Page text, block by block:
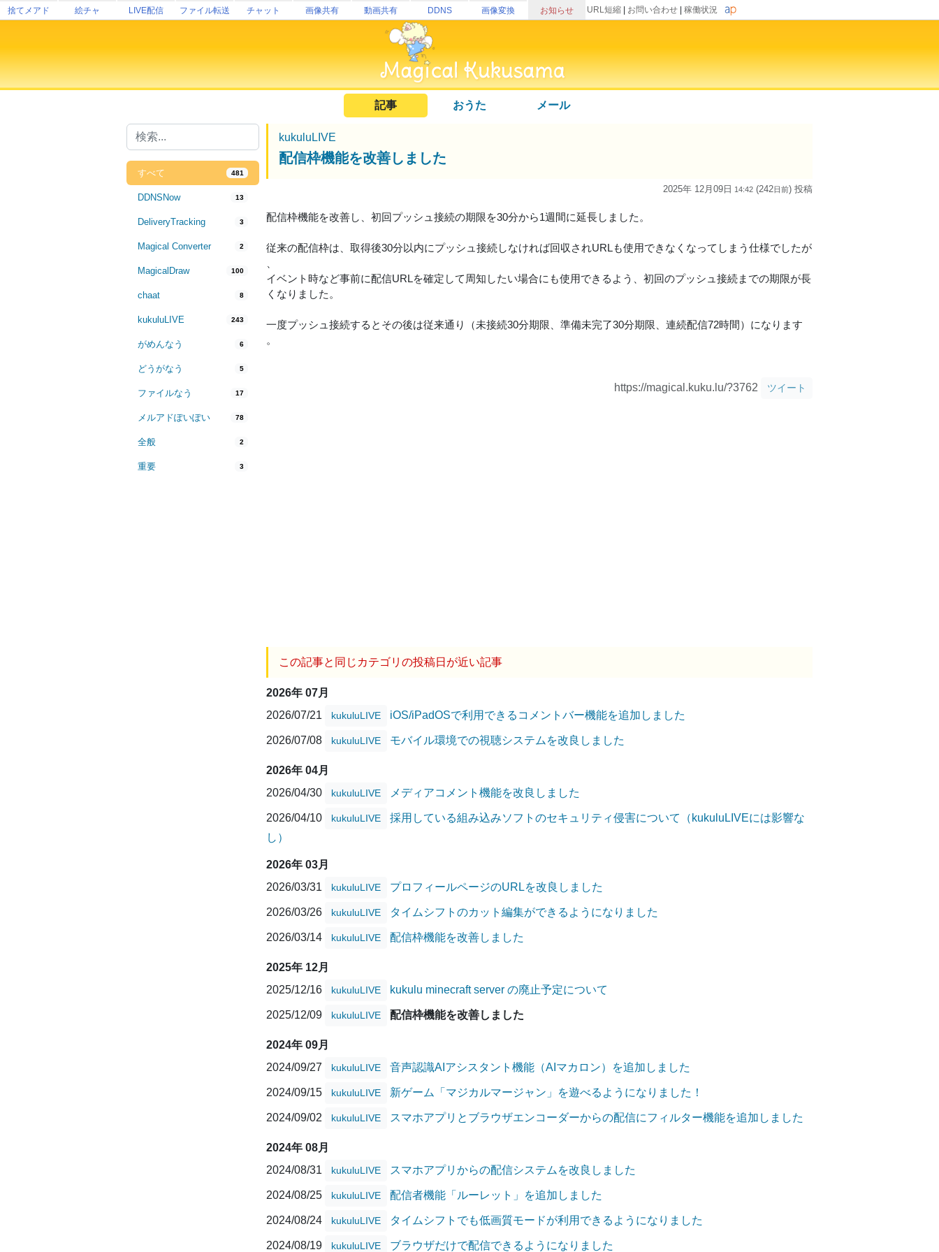
捨てメアド 絵チャ LIVE配信 ファイル転送 チャット 画像共有 動画共有 DDNS 画像変換 お知らせ URL短縮 お問い合わせ 稼働状況
記事 おうた メール
すべて 481
DDNSNow 13
DeliveryTracking 3
Magical Converter 2
MagicalDraw 100
chaat 8
kukuluLIVE 243
がめんなう 6
どうがなう 5
ファイルなう 17
メルアドぽいぽい 78
全般 2
重要 3
kukuluLIVE
配信枠機能を改善しました
2025年 12月09日 14:42 (242日前) 投稿
配信枠機能を改善し、初回プッシュ接続の期限を30分から1週間に延長しました。
従来の配信枠は、取得後30分以内にプッシュ接続しなければ回収されURLも使用できなくなってしまう仕様でしたが
イベント時など事前に配信URLを確定して周知したい場合にも使用できるよう、初回のプッシュ接続までの期限が長
くなりました。
一度プッシュ接続するとその後は従来通り（未接続30分期限、準備未完了30分期限、連続配信72時間）になります
。
https://magical.kuku.lu/?3762 ツイート
この記事と同じカテゴリの投稿日が近い記事
2026年 07月
2026/07/21
kukuluLIVE iOS/iPadOSで利用できるコメントバー機能を追加しました
2026/07/08 kukuluLIVE モバイル環境での視聴システムを改良しました
2026年 04月
2026/04/30
kukuluLIVE メディアコメント機能を改良しました
2026/04/10 kukuluLIVE
採用している組み込みソフトのセキュリティ侵害について（kukuluLIVEには影響な
し）
2026年 03月
2026/03/31
kukuluLIVE プロフィールページのURLを改良しました
2026/03/26 kukuluLIVE タイムシフトのカット編集ができるようになりました
2026/03/14 kukuluLIVE 配信枠機能を改善しました
2025年 12月
2025/12/16
kukuluLIVE kukulu minecraft server の廃止予定について
2025/12/09 kukuluLIVE 配信枠機能を改善しました
2024年 09月
2024/09/27
kukuluLIVE 音声認識AIアシスタント機能（AIマカロン）を追加しました
2024/09/15 kukuluLIVE 新ゲーム「マジカルマージャン」を遊べるようになりました！
2024/09/02 kukuluLIVE スマホアプリとブラウザエンコーダーからの配信にフィルター機能を追加しました
2024年 08月
2024/08/31
kukuluLIVE スマホアプリからの配信システムを改良しました
2024/08/25 kukuluLIVE 配信者機能「ルーレット」を追加しました
2024/08/24 kukuluLIVE タイムシフトでも低画質モードが利用できるようになりました
2024/08/19 kukuluLIVE ブラウザだけで配信できるようになりました